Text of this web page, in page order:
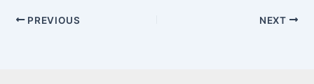
PREVIOUS NEXT